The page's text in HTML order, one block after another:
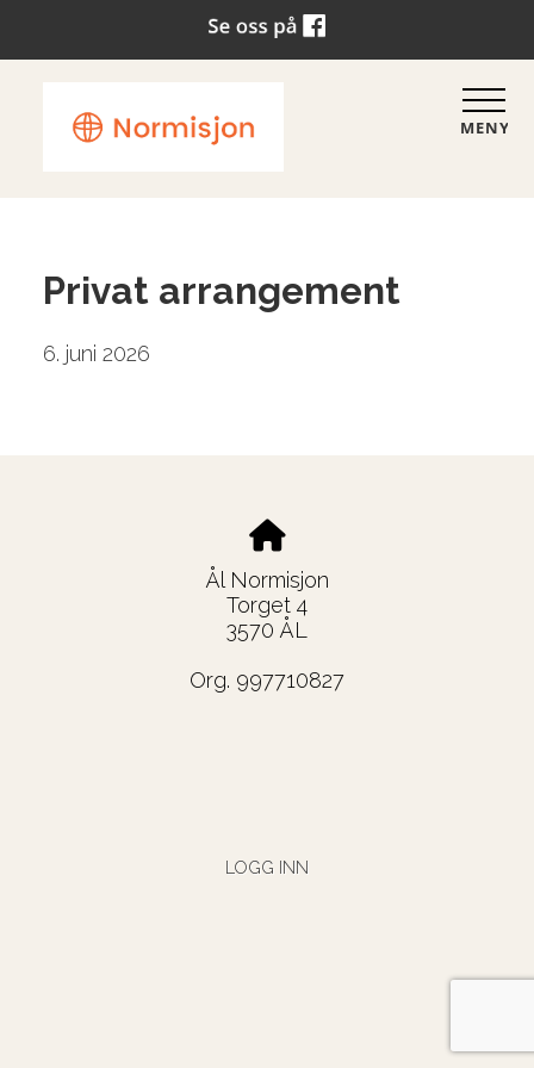
MENY
Privat arrangement
6. juni 2026
Ål Normisjon
Torget 4
3570 ÅL
Org. 997710827
LOGG INN